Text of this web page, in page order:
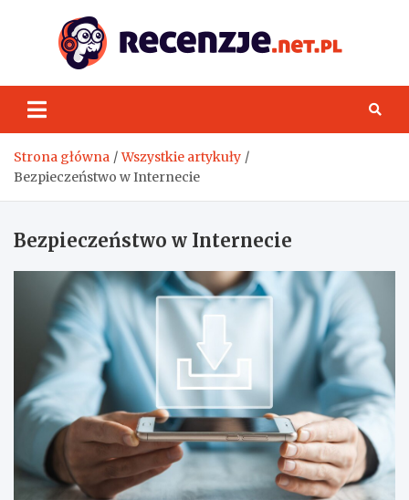
Strona główna
Wszystkie artykuły
Bezpieczeństwo w Internecie
Bezpieczeństwo w Internecie